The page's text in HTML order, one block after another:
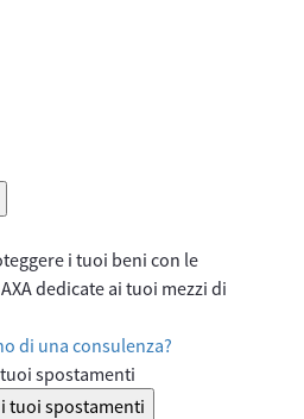
i tuoi beni con le
dedicate ai tuoi mezzi di
di una consulenza?
spostamenti
tuoi spostamenti